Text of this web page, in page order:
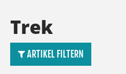
Trek
ARTIKEL FILTERN